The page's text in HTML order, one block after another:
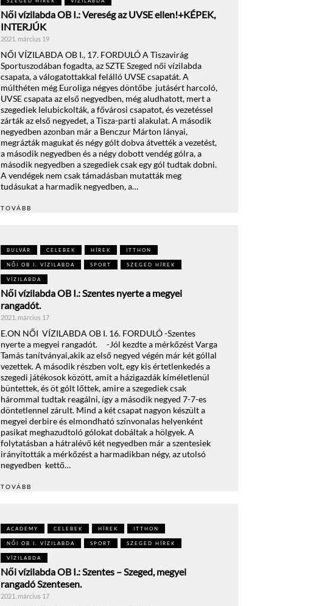
Női vízilabda OB I.: Vereség az UVSE ellen!+KÉPEK,
INTERJÚK
2021. március 19
NŐI VÍZILABDA OB I., 17. FORDULÓ A Tiszavirág
Sportuszodában fogadta, az SZTE Szeged női vízilabda
csapata, a válogatottakkal felálló UVSE csapatát. A
múlthéten még Euroliga négyes döntőbe jutásért harcoló,
UVSE csapata az első negyedben, még aludhatott, mert a
szegediek lelubickolták, a fővárosi csapatot, és vezetéssel
zárták az első negyedet, a Tisza-parti alakulat. A második
negyedben azonban már a Benczur Márton lányai,
megrázták magukat és négy gólt dobva átvették a vezetést,
a második negyedben és a négy dobott vendég gólra, a
második negyedben a szegediek csak egy gól tudtak dobni.
A vendégek nem csak támadásban mutatták meg
tudásukat a harmadik negyedben, a…
TOVÁBB
BULVÁR CELEBEK HÍREK ITTHON
NŐI OB I. VÍZILABDA SPORT SZEGED HÍREK
VÍZILABDA
Női vízilabda OB I.: Szentes nyerte a megyei
rangadót.
2021. március 17
E.ON NŐI VÍZILABDA OB I. 16. FORDULÓ -Szentes
nyerte a megyei rangadót. -Jól kezdte a mérkőzést Varga
Tamás tanítványai,akik az első negyed végén már két góllal
vezettek. A második részben volt, egy kis értetlenkedés a
szegedi játékosok között, amit a házigazdák kíméletlenül
büntettek, és öt gólt lőttek, amire a szegediek csak
hárommal tudtak reagálni, így a második negyed 7-7-es
döntetlennel zárult. Mind a két csapat nagyon készült a
megyei derbire és elmondható színvonalas helyenként
pasikat meghazudtoló gólokat dobáltak a hölgyek. A
folytatásban a hátralévő két negyedben már a szentesiek
irányították a mérkőzést a harmadikban négy, az utolsó
negyedben kettő…
TOVÁBB
ACADEMY CELEBEK HÍREK ITTHON
NŐI OB I. VÍZILABDA SPORT SZEGED HÍREK
VÍZILABDA
Női vízilabda OB I.: Szentes – Szeged, megyei
rangadó Szentesen.
2021. március 17